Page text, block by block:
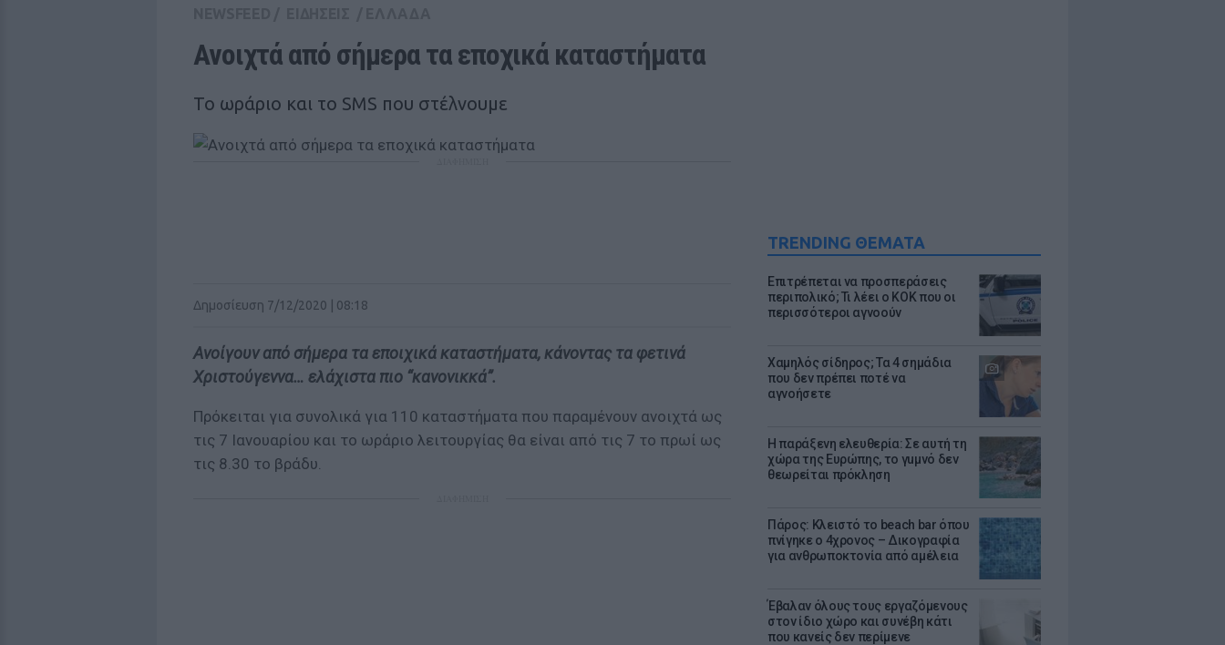
TRENDING ΘΕΜΑΤΑ
Επιτρέπεται να προσπεράσεις
περιπολικό; Τι λέει ο ΚΟΚ που οι
περισσότεροι αγνοούν
Χαμηλός σίδηρος; Τα 4 σημάδια
που δεν πρέπει ποτέ να
αγνοήσετε
Η παράξενη ελευθερία: Σε αυτή τη
χώρα της Ευρώπης, το γuμνό δεν
θεωρείται πρόκληση
Πάρος: Κλειστό το beach bar όπου
πνίγηκε ο 4χρονος – Δικογραφία
για ανθρωποκτονία από αμέλεια
Έβαλαν όλους τους εργαζόμενους
στον ίδιο χώρο και συνέβη κάτι
που κανείς δεν περίμενε
Ανοιχτά από σήμερα τα εποχικά καταστήματα
Το ωράριο και το SMS που στέλνουμε
Δημοσίευση 7/12/2020 | 08:18
Ανοίγουν από σήμερα τα εποιχικά καταστήματα, κάνοντας τα φετινά
Χριστούγεννα… ελάχιστα πιο “κανονικκά”.
Πρόκειται για συνολικά για 110 καταστήματα που παραμένουν ανοιχτά ως
τις 7 Ιανουαρίου και το ωράριο λειτουργίας θα είναι από τις 7 το πρωί ως
τις 8.30 το βράδυ.